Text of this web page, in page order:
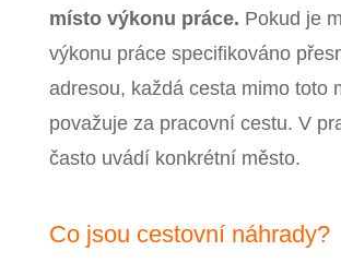
místo výkonu práce. Pokud je
výkonu práce specifikováno
adresou, každá cesta mimo toto
považuje za pracovní cestu. V
často uvádí konkrétní město.
Co jsou cestovní náhrady?